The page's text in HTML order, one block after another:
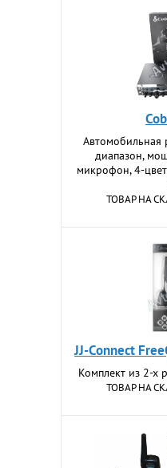
Автомобильная
диапазон,
микрофон, 4-
ТОВАР НА
JJ-Connect
Комплект из 2-х
ТОВАР НА